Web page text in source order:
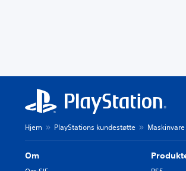
Hjem PlayStations kundestøtte
Om